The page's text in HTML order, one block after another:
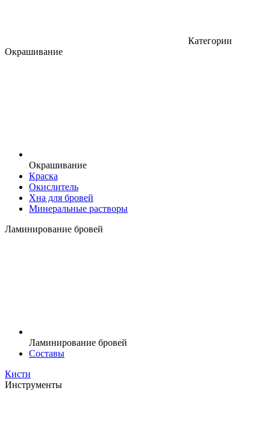
Категории
Окрашивание
Окрашивание
Краска
Окислитель
Хна для бровей
Минеральные растворы
Ламинирование бровей
Ламинирование бровей
Составы
Кисти
Инструменты